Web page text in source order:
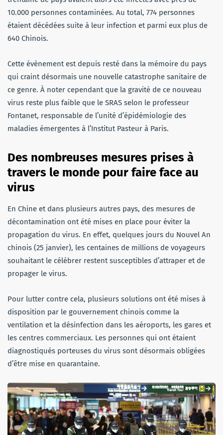
10.000 personnes contaminées. Au total, 774 personnes
étaient décédées suite à leur infection et parmi eux plus de
640 Chinois.
Cette évènement est depuis resté dans la mémoire du pays
qui craint désormais une nouvelle catastrophe sanitaire de
ce genre. À noter cependant que la gravité de ce nouveau
virus reste plus faible que le SRAS selon le professeur
Fontanet, responsable de l’unité d’épidémiologie des
maladies émergentes à l’Institut Pasteur à Paris.
Des nombreuses mesures prises à
travers le monde pour faire face au
virus
En Chine et dans plusieurs autres pays, des mesures de
décontamination ont été mises en place pour éviter la
propagation du virus. En effet, quelques jours du Nouvel An
chinois (25 janvier), les centaines de millions de voyageurs
souhaitant le célébrer restent susceptibles d’attraper et de
propager le virus.
Pour lutter contre cela, plusieurs solutions ont été mises à
disposition par le gouvernement chinois comme la
ventilation et la désinfection dans les aéroports, les gares et
les centres commerciaux. Les personnes qui ont étaient
diagnostiqués porteuses du virus sont désormais obligées
d’être mise en quarantaine.